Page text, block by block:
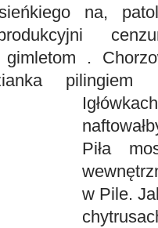
na,
gimletom .
pilingiem
Piła
w Pile.